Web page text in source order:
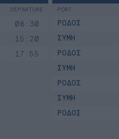
DEPARTURE
08:30
15:20
17:55
PORT
ΡΟΔΟΣ
ΣΥΜΗ
ΡΟΔΟΣ
ΣΥΜΗ
ΡΟΔΟΣ
ΣΥΜΗ
ΡΟΔΟΣ